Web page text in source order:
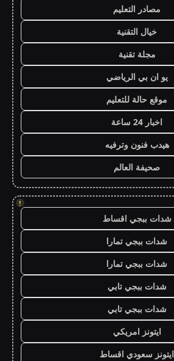
مصادر التعليم
خيال التقنية
مجلة تقنية
يو ان بي الرياضي
موقع حالة للتعليم
اخبار 24 ساعة
هيدب فنون وترفيه
صحيفة العالم
!
شدات ببجي اقساط
شدات ببجي تمارا
شدات ببجي تمارا
شدات ببجي تابي
شدات ببجي تابي
ايتونز امريكي
ايتونز سعودي اقساط